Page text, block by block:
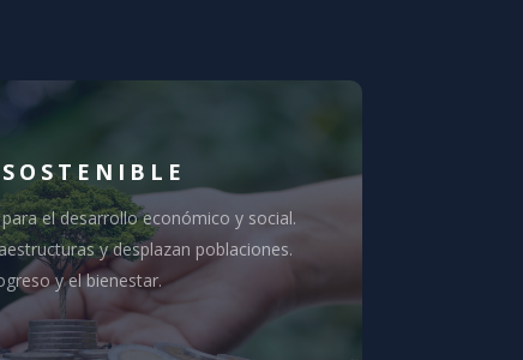
el desarrollo económico y social.
y desplazan poblaciones.
y el bienestar.